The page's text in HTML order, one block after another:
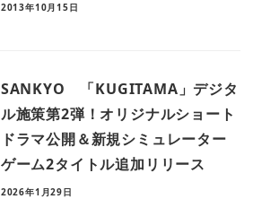
2013年10月15日
SANKYO 「KUGITAMA」デジタ
ル施策第2弾！オリジナルショート
ドラマ公開＆新規シミュレーター
ゲーム2タイトル追加リリース
2026年1月29日